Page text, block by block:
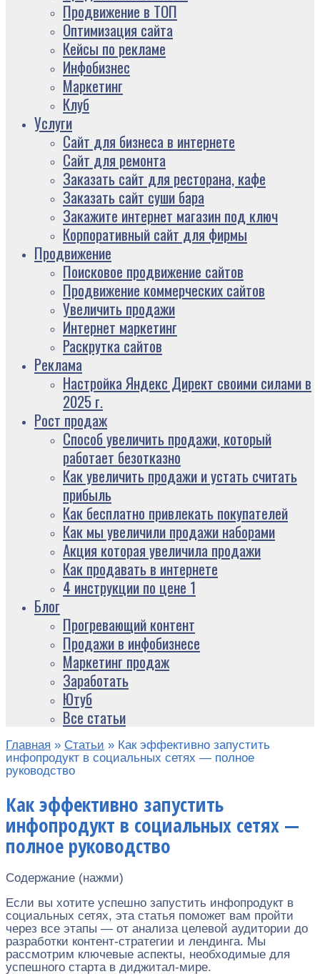
Продвижение в ТОП
Оптимизация сайта
Кейсы по рекламе
Инфобизнес
Маркетинг
Клуб
Услуги
Сайт для бизнеса в интернете
Сайт для ремонта
Заказать сайт для ресторана, кафе
Заказать сайт суши бара
Закажите интернет магазин под ключ
Корпоративный сайт для фирмы
Продвижение
Поисковое продвижение сайтов
Продвижение коммерческих сайтов
Увеличить продажи
Интернет маркетинг
Раскрутка сайтов
Реклама
Настройка Яндекс Директ своими силами в
2025 г.
Рост продаж
Способ увеличить продажи, который
работает безотказно
Как увеличить продажи и устать считать
прибыль
Как бесплатно привлекать покупателей
Как мы увеличили продажи наборами
Акция которая увеличила продажи
Как продавать в интернете
4 инструкции по цене 1
Блог
Прогревающий контент
Продажи в инфобизнесе
Маркетинг продаж
Заработать
Ютуб
Все статьи
Главная » Статьи » Как эффективно запустить
инфопродукт в социальных сетях — полное
руководство
Как эффективно запустить
инфопродукт в социальных сетях —
полное руководство
Содержание (нажми)
Если вы хотите успешно запустить инфопродукт в
социальных сетях, эта статья поможет вам пройти
через все этапы — от анализа целевой аудитории до
разработки контент-стратегии и лендинга. Мы
рассмотрим ключевые аспекты, необходимые для
успешного старта в диджитал-мире.